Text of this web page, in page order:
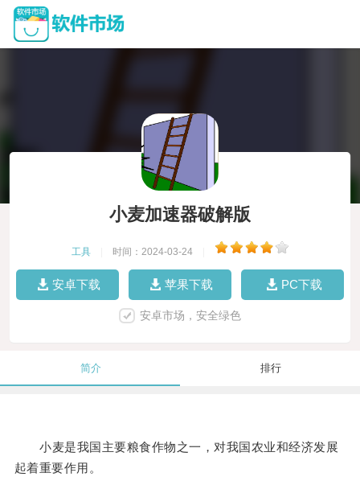
小麦加速器破解版
工具 时间：2024-03-24
安卓下载 苹果下载 PC下载
安卓市场，安全绿色
简介 排行
小麦是我国主要粮食作物之一，对我国农业和经济发展
起着重要作用。